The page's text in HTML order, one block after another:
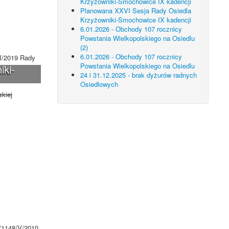
2019 Rady
Planowana XXVI Sesja Rady Osiedla
Krzyżowniki-Smochowice IX kadencji
6.01.2026 - Obchody 107 rocznicy
Powstania Wielkopolskiego na Osiedlu
(2)
6.01.2026 - Obchody 107 rocznicy
Powstania Wielkopolskiego na Osiedlu
24 i 31.12.2025 - brak dyżurów radnych
Osiedlowych